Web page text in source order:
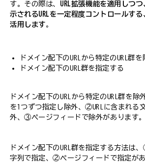
す。その際は、 URL拡張機能を適用しつ
示されるURLを一定程度コントロールす
活用します。
ドメイン配下のURLから特定のURL群を
ドメイン配下のURL群を指定する
ドメイン配下のURLから特定のURL群を除
を1つずつ指定し除外、②URLに含まれる
外、③ページフィードで除外があります。
ドメイン配下のURL群を指定する方法は
字列で指定、②ページフィードで指定があ